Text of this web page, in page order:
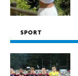
SPORT